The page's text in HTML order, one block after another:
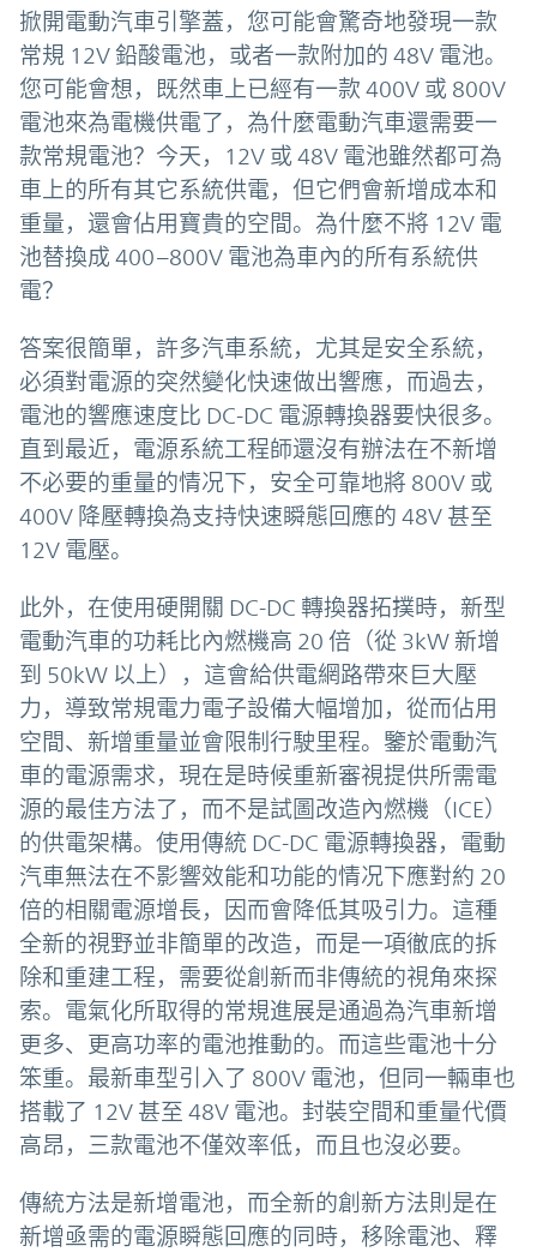
掀開電動汽車引擎蓋，您可能會驚奇地發現一款
常規 12V 鉛酸電池，或者一款附加的 48V 電池。
您可能會想，既然車上已經有一款 400V 或 800V
電池來為電機供電了，為什麼電動汽車還需要一
款常規電池？今天，12V 或 48V 電池雖然都可為
車上的所有其它系統供電，但它們會新增成本和
重量，還會佔用寶貴的空間。為什麼不將 12V 電
池替換成 400–800V 電池為車內的所有系統供
電？
答案很簡單，許多汽車系統，尤其是安全系統，
必須對電源的突然變化快速做出響應，而過去，
電池的響應速度比 DC-DC 電源轉換器要快很多。
直到最近，電源系統工程師還沒有辦法在不新增
不必要的重量的情况下，安全可靠地將 800V 或
400V 降壓轉換為支持快速瞬態回應的 48V 甚至
12V 電壓。
此外，在使用硬開關 DC-DC 轉換器拓撲時，新型
電動汽車的功耗比內燃機高 20 倍（從 3kW 新增
到 50kW 以上），這會給供電網路帶來巨大壓
力，導致常規電力電子設備大幅增加，從而佔用
空間、新增重量並會限制行駛里程。鑒於電動汽
車的電源需求，現在是時候重新審視提供所需電
源的最佳方法了，而不是試圖改造內燃機（ICE）
的供電架構。使用傳統 DC-DC 電源轉換器，電動
汽車無法在不影響效能和功能的情况下應對約 20
倍的相關電源增長，因而會降低其吸引力。這種
全新的視野並非簡單的改造，而是一項徹底的拆
除和重建工程，需要從創新而非傳統的視角來探
索。電氣化所取得的常規進展是通過為汽車新增
更多、更高功率的電池推動的。而這些電池十分
笨重。最新車型引入了 800V 電池，但同一輛車也
搭載了 12V 甚至 48V 電池。封裝空間和重量代價
高昂，三款電池不僅效率低，而且也沒必要。
傳統方法是新增電池，而全新的創新方法則是在
新增亟需的電源瞬態回應的同時，移除電池、釋